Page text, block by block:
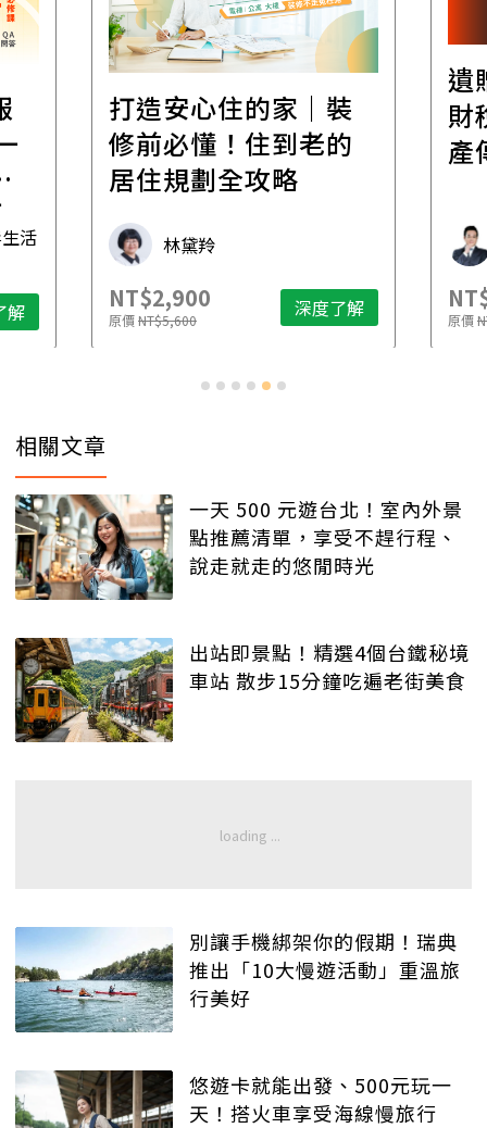
活
解
打造安心住的家｜裝
修前必懂！住到老的
居住規劃全攻略
林黛羚
NT$2,900
原價NT$5,600 深度了解
遺
財
產
原價
相關文章
一天 500 元遊台北！室內外景
點推薦清單，享受不趕行程、
說走就走的悠閒時光
出站即景點！精選4個台鐵秘境
車站 散步15分鐘吃遍老街美食
別讓手機綁架你的假期！瑞典
推出「10大慢遊活動」重溫旅
行美好
悠遊卡就能出發、500元玩一
天！搭火車享受海線慢旅行